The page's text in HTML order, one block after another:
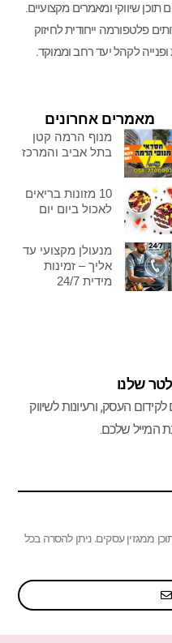
שיווקי ומאמרים מקצועיים.
פלטפורמה ייחודית לחיזוק
לקהל יעד רחב וממוקד.
מאמרים אחרונים
מנוף הרמה קטן
בתל אביב והמרכז
10 מזונות בריאים
לאכול ביום יום
מנעולן מקצועי עד
אליך – זמינות
מידית 24/7
שלנו
לקידום העסק, ורעיונות לשיווק
המייל שלכם.
ממגזין עסקים. ניתן להסרה בכל